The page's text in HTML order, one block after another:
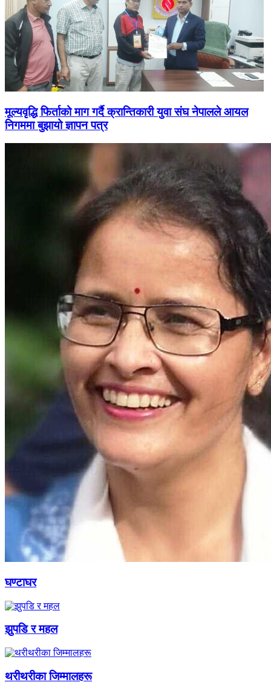
मूल्यवृद्धि फिर्ताको माग गर्दै क्रान्तिकारी युवा संघ नेपालले आयल
निगममा बुझायो ज्ञापन पत्र
घण्टाघर
झुपडि र महल
थरीथरीका जिम्मालहरू